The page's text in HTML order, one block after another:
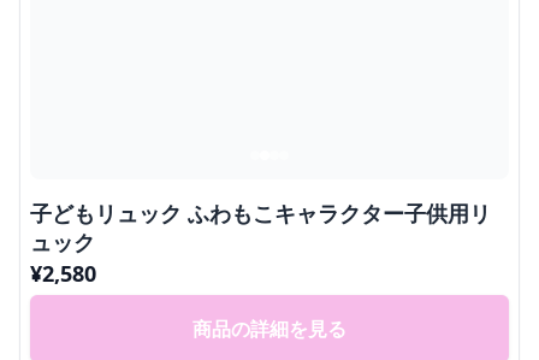
子どもリュック ふわもこキャラクター子供用リ
ュック
¥2,580
商品の詳細を見る